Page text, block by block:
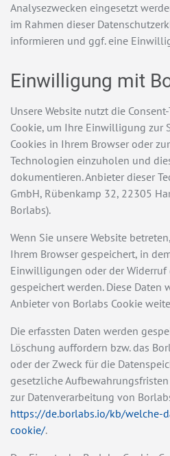
Analysezwecken eingesetzt
im Rahmen dieser
informieren und ggf. eine
Einwilligung mit
Unsere Website nutzt die
Cookie, um Ihre Einwilligung zur
Cookies in Ihrem Browser oder
Technologien einzuholen und
dokumentieren. Anbieter dieser
GmbH, Rübenkamp 32, 22305
Borlabs).
Wenn Sie unsere Website
Ihrem Browser gespeichert, in
Einwilligungen oder der
gespeichert werden. Diese Daten
Anbieter von Borlabs Cookie
Die erfassten Daten werden
Löschung auffordern bzw. das
oder der Zweck für die
gesetzliche
zur Datenverarbeitung von
https://de.borlabs.io/kb/welche-
cookie/.